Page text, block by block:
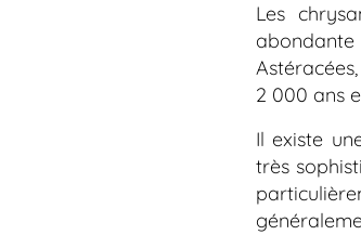
Les
2 000 ans
Il existe
très